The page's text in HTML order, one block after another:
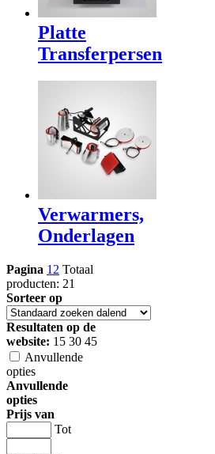
Platte
Transferpersen
Verwarmers,
Onderlagen
Pagina 1 2 Totaal
producten: 21
Sorteer op
Resultaten op de
website: 15 30 45
Anvullende
opties
Anvullende
opties
Prijs van
Tot